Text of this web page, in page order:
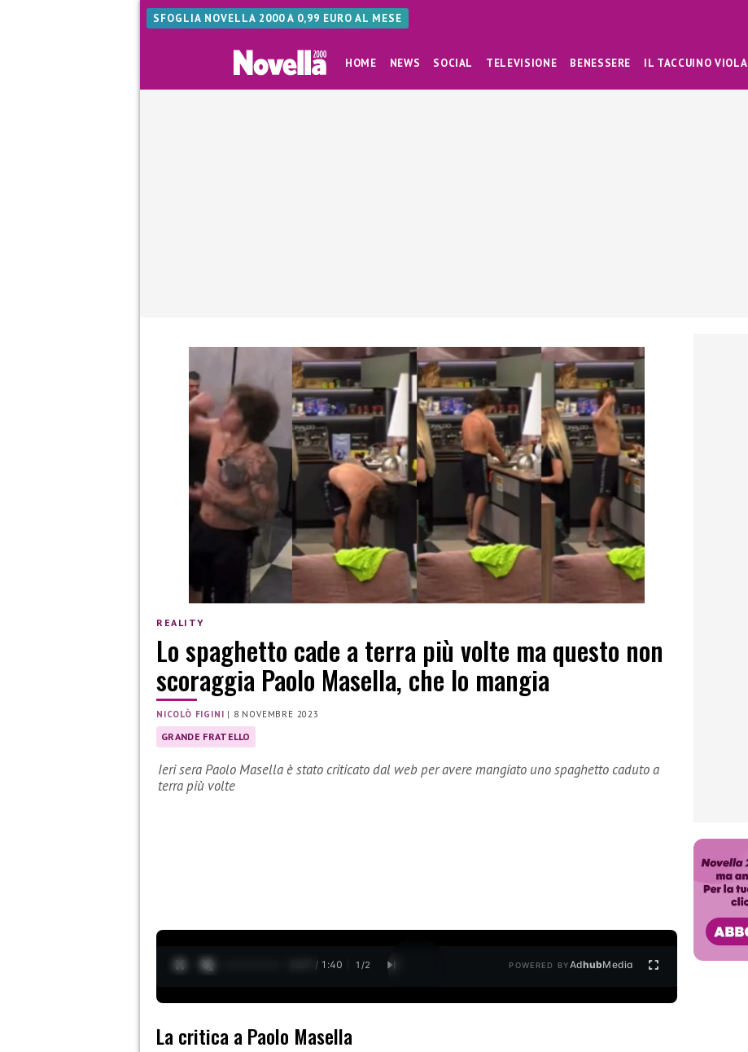
SFOGLIA NOVELLA 2000 A 0,99 EURO AL MESE
HOME NEWS SOCIAL TELEVISIONE BENESSERE IL TACCUINO VIOLA
REALITY
Lo spaghetto cade a terra più volte ma questo non
scoraggia Paolo Masella, che lo mangia
NICOLÒ FIGINI | 8 NOVEMBRE 2023
GRANDE FRATELLO
Ieri sera Paolo Masella è stato criticato dal web per avere mangiato uno spaghetto caduto a
terra più volte
0:28 / 1:40 1 /2 POWERED BYAdhubMedia
La critica a Paolo Masella